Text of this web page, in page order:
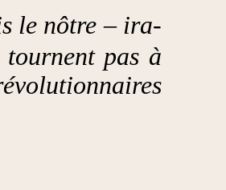
le nôtre – ira-
tournent pas à